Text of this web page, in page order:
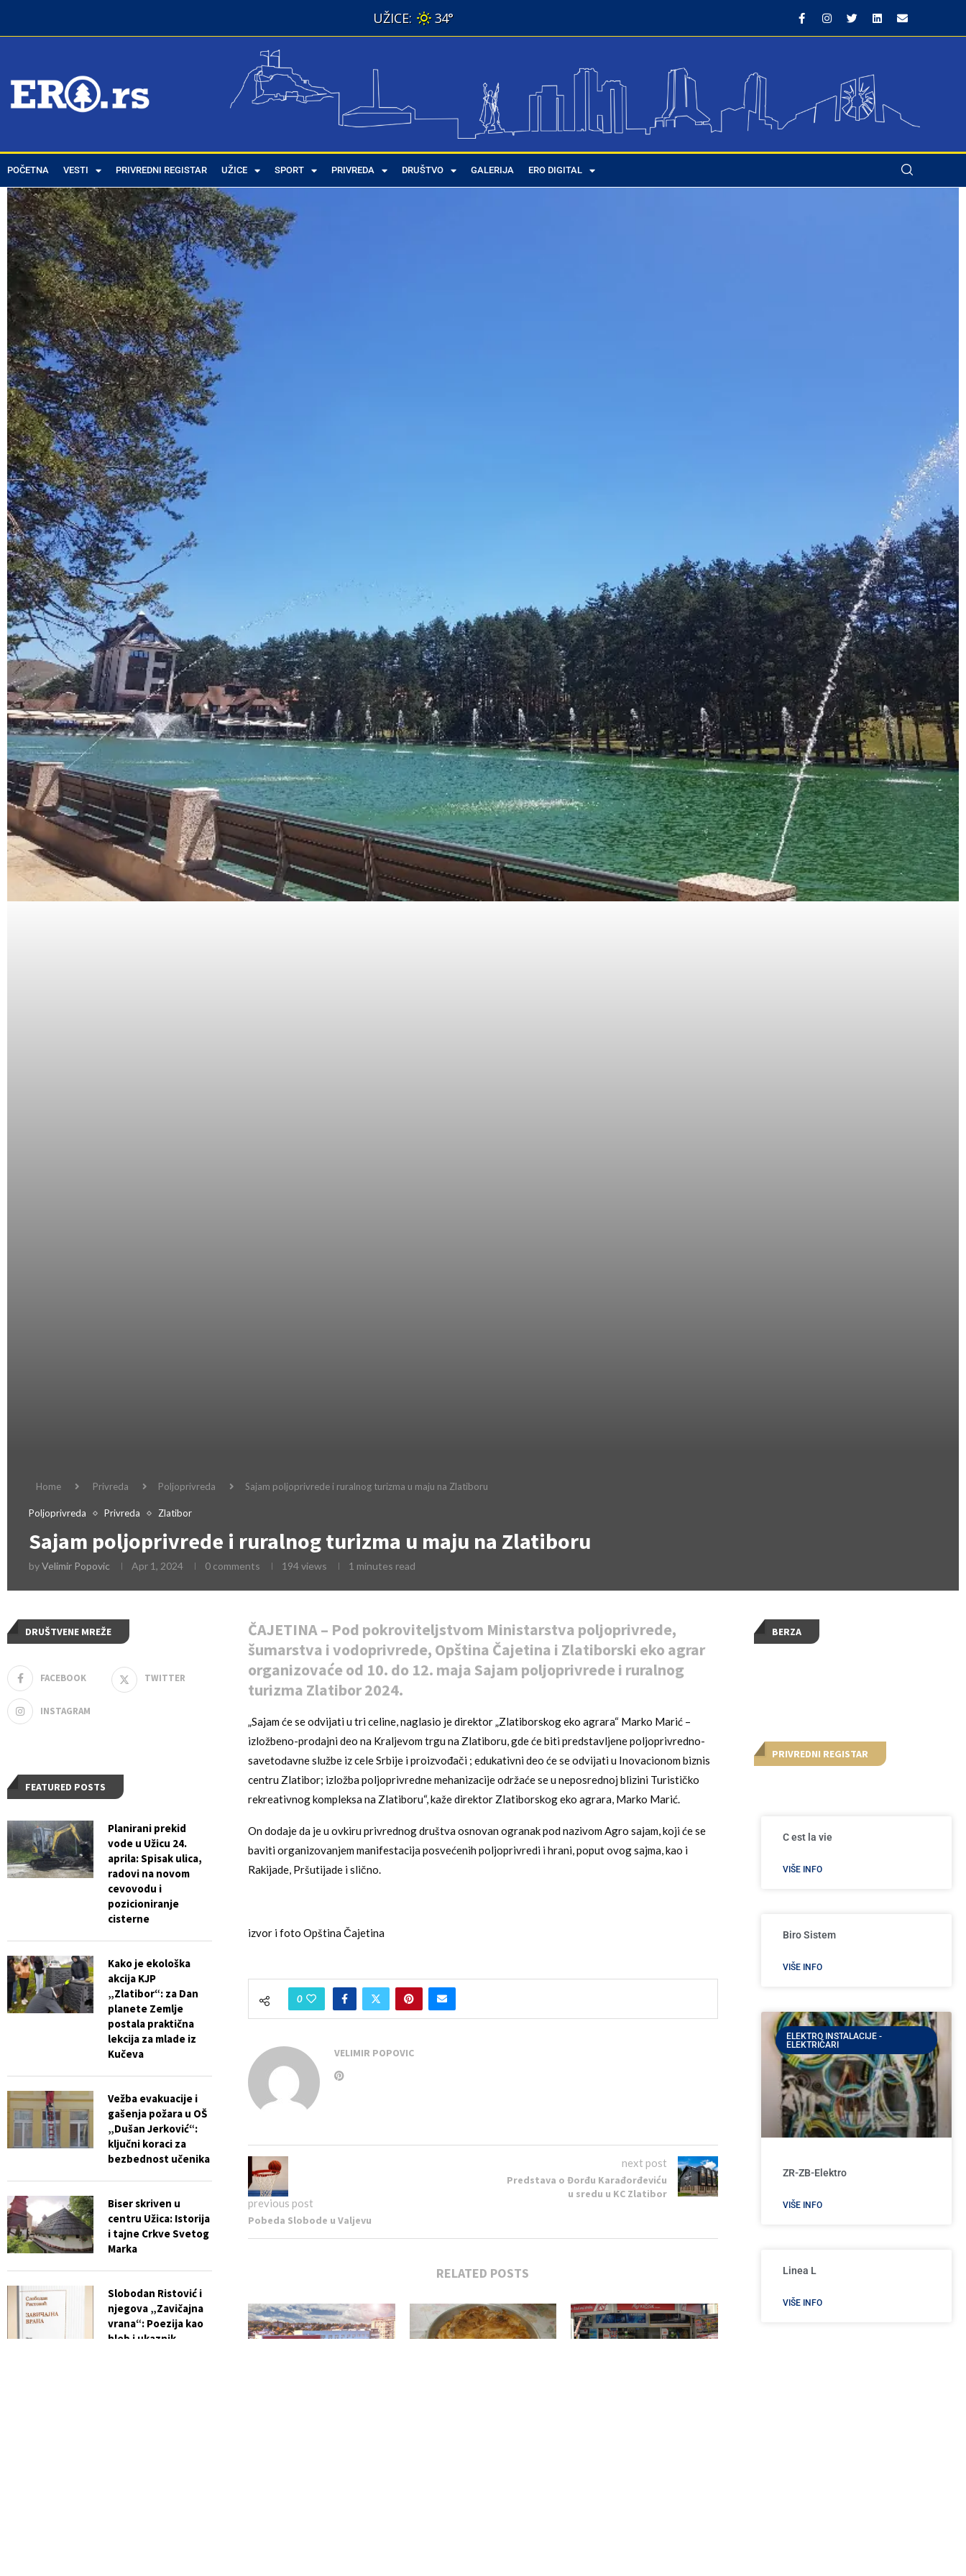
34°
POČETNA VESTI PRIVREDNI REGISTAR UŽICE SPORT PRIVREDA DRUŠTVO GALERIJA ERO DIGITAL
Home Privreda Poljoprivreda Sajam poljoprivrede i ruralnog turizma u maju na Zlatiboru
Poljoprivreda Privreda Zlatibor
Sajam poljoprivrede i ruralnog turizma u maju na Zlatiboru
byVelimir Popovic Apr 1, 2024 0 comments 194views 1 minutes read
ČAJETINA – Pod pokroviteljstvom Ministarstva poljoprivrede,
šumarstva i vodoprivrede, Opština Čajetina i Zlatiborski eko agrar
organizovaće od 10. do 12. maja Sajam poljoprivrede i ruralnog
turizma Zlatibor 2024.
„Sajam će se odvijati u tri celine, naglasio je direktor „Zlatiborskog eko agrara“ Marko Marić –
izložbeno-prodajni deo na Kraljevom trgu na Zlatiboru, gde će biti predstavljene poljoprivredno-
savetodavne službe iz cele Srbije i proizvođači ; edukativni deo će se odvijati u Inovacionom biznis
centru Zlatibor; izložba poljoprivredne mehanizacije održaće se u neposrednoj blizini Turističko
rekreativnog kompleksa na Zlatiboru“, kaže direktor Zlatiborskog eko agrara, Marko Marić.
On dodaje da je u ovkiru privrednog društva osnovan ogranak pod nazivom Agro sajam, koji će se
baviti organizovanjem manifestacija posvećenih poljoprivredi i hrani, poput ovog sajma, kao i
Rakijade, Pršutijade i slično.
izvor i foto Opština Čajetina
0
VELIMIR POPOVIC
previous post
Pobeda Slobode u Valjevu
next post
Predstava o Đorđu Karađorđeviću
u sredu u KC Zlatibor
RELATED POSTS
BERZA
PRIVREDNI REGISTAR
C est la vie
VIŠE INFO
Biro Sistem
VIŠE INFO
ELEKTRO INSTALACIJE -
ELEKTRIČARI
ZR-ZB-Elektro
VIŠE INFO
Linea L
VIŠE INFO
DRUŠTVENE MREŽE
FACEBOOK TWITTER
INSTAGRAM
FEATURED POSTS
Planirani prekid
vode u Užicu 24.
aprila: Spisak ulica,
radovi na novom
cevovodu i
pozicioniranje
cisterne
Kako je ekološka
akcija KJP
„Zlatibor“: za Dan
planete Zemlje
postala praktična
lekcija za mlade iz
Kučeva
Vežba evakuacije i
gašenja požara u OŠ
„Dušan Jerković“:
ključni koraci za
bezbednost učenika
Biser skriven u
centru Užica: Istorija
i tajne Crkve Svetog
Marka
Slobodan Ristović i
njegova „Zavičajna
vrana“: Poezija kao
hleb i ukaznik